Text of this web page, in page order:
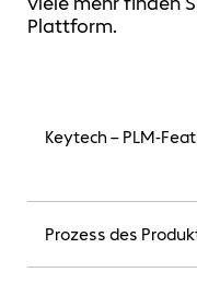
Plattform.
Keytech – PLM-
Prozess des